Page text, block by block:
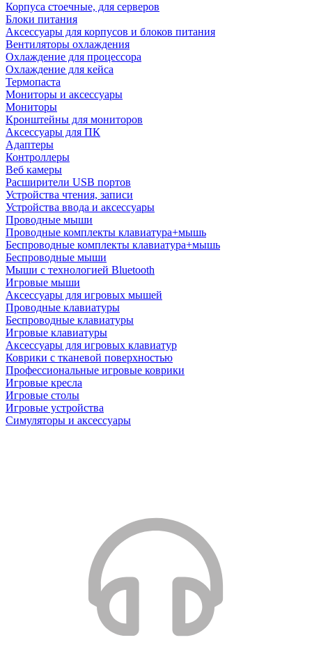
Корпуса стоечные, для серверов
Блоки питания
Аксессуары для корпусов и блоков питания
Вентиляторы охлаждения
Охлаждение для процессора
Охлаждение для кейса
Термопаста
Мониторы и аксессуары
Мониторы
Кронштейны для мониторов
Аксессуары для ПК
Адаптеры
Контроллеры
Веб камеры
Расширители USB портов
Устройства чтения, записи
Устройства ввода и аксессуары
Проводные мыши
Проводные комплекты клавиатура+мышь
Беспроводные комплекты клавиатура+мышь
Беспроводные мыши
Мыши с технологией Bluetooth
Игровые мыши
Аксессуары для игровых мышей
Проводные клавиатуры
Беспроводные клавиатуры
Игровые клавиатуры
Аксессуары для игровых клавиатур
Коврики с тканевой поверхностью
Профессиональные игровые коврики
Игровые кресла
Игровые столы
Игровые устройства
Симуляторы и аксессуары